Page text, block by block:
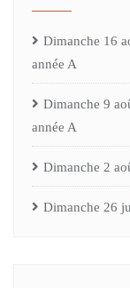
Dimanche 16
année A
Dimanche 9
année A
Dimanche 2
Dimanche 26